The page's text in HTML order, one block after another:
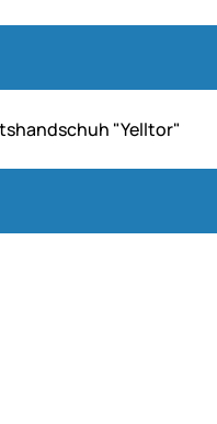
"Yelltor"